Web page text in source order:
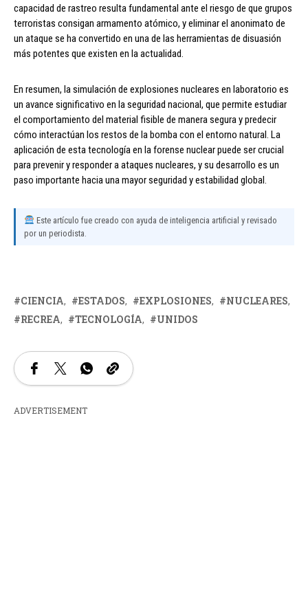
capacidad de rastreo resulta fundamental ante el riesgo de que grupos
terroristas consigan armamento atómico, y eliminar el anonimato de
un ataque se ha convertido en una de las herramientas de disuasión
más potentes que existen en la actualidad.
En resumen, la simulación de explosiones nucleares en laboratorio es
un avance significativo en la seguridad nacional, que permite estudiar
el comportamiento del material fisible de manera segura y predecir
cómo interactúan los restos de la bomba con el entorno natural. La
aplicación de esta tecnología en la forense nuclear puede ser crucial
para prevenir y responder a ataques nucleares, y su desarrollo es un
paso importante hacia una mayor seguridad y estabilidad global.
Este artículo fue creado con ayuda de inteligencia artificial y revisado
por un periodista.
CIENCIA ESTADOS EXPLOSIONES
NUCLEARES
RECREA
TECNOLOGÍA UNIDOS
ADVERTISEMENT